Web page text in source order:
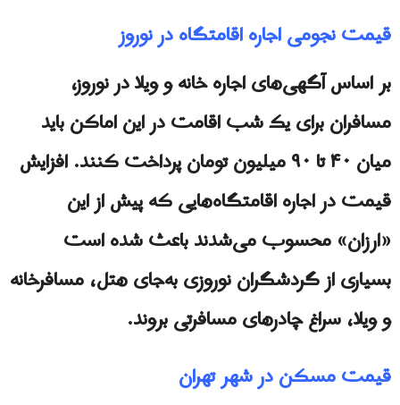
قیمت نجومی اجاره اقامتگاه در نوروز
بر اساس آگهی‌های اجاره خانه و ویلا در نوروز،
مسافران برای یک شب اقامت در این اماکن باید
میان ۴۰ تا ۹۰ میلیون تومان پرداخت کنند. افزایش
قیمت در اجاره اقامتگاه‌هایی که پیش از این
«ارزان» محسوب می‌شدند باعث شده است
بسیاری از گردشگران نوروزی به‌جای هتل، مسافرخانه
و ویلا، سراغ چادرهای مسافرتی بروند.
قیمت مسکن در شهر تهران